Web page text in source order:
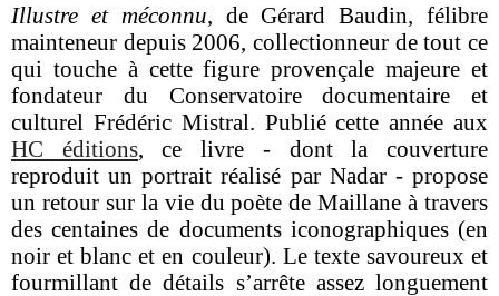
Illustre et méconnu, de Gérard Baudin, félibre
mainteneur depuis 2006, collectionneur de tout ce
qui touche à cette figure provençale majeure et
fondateur du Conservatoire documentaire et
culturel Frédéric Mistral. Publié cette année aux
HC éditions, ce livre - dont la couverture
reproduit un portrait réalisé par Nadar - propose
un retour sur la vie du poète de Maillane à travers
des centaines de documents iconographiques (en
noir et blanc et en couleur). Le texte savoureux et
fourmillant de détails s’arrête assez longuement